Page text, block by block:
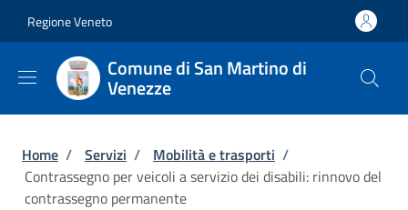
Regione Veneto
Comune di San Martino di
Venezze
Briciole di pane
Home / Servizi / Mobilità e trasporti /
Contrassegno per veicoli a servizio dei disabili: rinnovo del
contrassegno permanente